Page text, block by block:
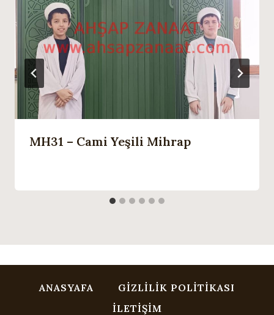
MH31 – Cami Yeşili Mihrap
ANASYAFA
GIZLILIK POLITIKASI
İLETIŞIM